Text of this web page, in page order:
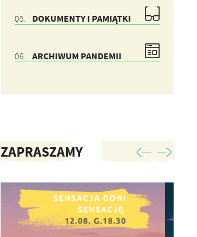
DOKUMENTY I PAMIĄTKI
ARCHIWUM PANDEMII
ZAPRASZAMY